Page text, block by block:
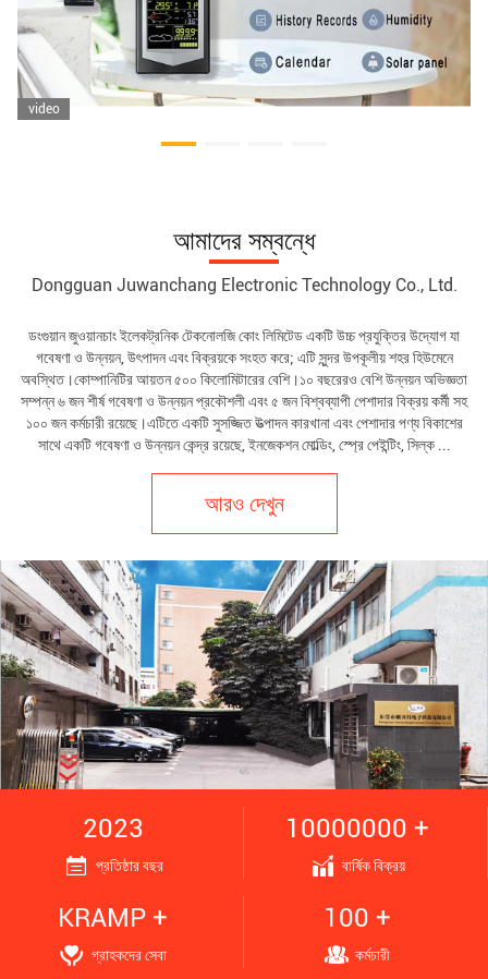
video
আমাদের সম্বন্ধে
Dongguan Juwanchang Electronic Technology Co., Ltd.
ডংগুয়ান জুওয়ানচাং ইলেকট্রনিক টেকনোলজি কোং লিমিটেড একটি উচ্চ প্রযুক্তির উদ্যোগ যা
গবেষণা ও উন্নয়ন, উৎপাদন এবং বিক্রয়কে সংহত করে; এটি সুন্দর উপকূলীয় শহর হিউমেনে
অবস্থিত।কোম্পানিটির আয়তন ৫০০ কিলোমিটারের বেশি।১০ বছরেরও বেশি উন্নয়ন অভিজ্ঞতা
সম্পন্ন ৬ জন শীর্ষ গবেষণা ও উন্নয়ন প্রকৌশলী এবং ৫ জন বিশ্বব্যাপী পেশাদার বিক্রয় কর্মী সহ
১০০ জন কর্মচারী রয়েছে।এটিতে একটি সুসজ্জিত উত্পাদন কারখানা এবং পেশাদার পণ্য বিকাশের
সাথে একটি গবেষণা ও উন্নয়ন কেন্দ্র রয়েছে, ইনজেকশন মোল্ডিং, স্প্রে পেইন্টিং, সিল্ক ...
আরও দেখুন
2023
প্রতিষ্ঠার বছর
10000000 +
বার্ষিক বিক্রয়
KRAMP +
গ্রাহকদের সেবা
100 +
কর্মচারী